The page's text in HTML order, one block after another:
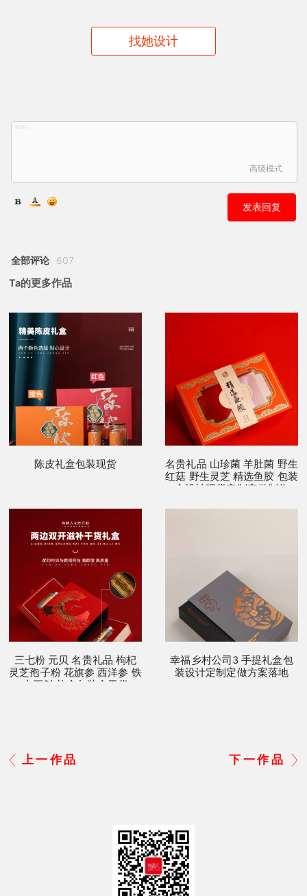
找她设计
高级模式
发表回复
全部评论 607
Ta的更多作品
陈皮礼盒包装现货
名贵礼品 山珍菌 羊肚菌 野生
红菇 野生灵芝 精选鱼胶 包装
盒设计现货定制定做制作
三七粉 元贝 名贵礼品 枸杞
灵芝孢子粉 花旗参 西洋参 铁
皮石斛 礼盒包装盒干货
幸福乡村公司3 手提礼盒包
装设计定制定做方案落地
上一作品 下一作品